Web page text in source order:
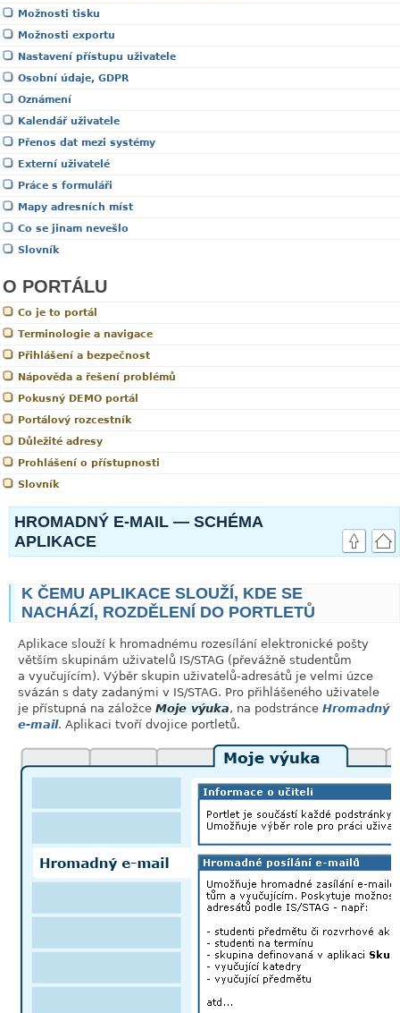
Možnosti tisku
Možnosti exportu
Nastavení přístupu uživatele
Osobní údaje, GDPR
Oznámení
Kalendář uživatele
Přenos dat mezi systémy
Externí uživatelé
Práce s formuláři
Mapy adresních míst
Co se jinam nevešlo
Slovník
O PORTÁLU
Co je to portál
Terminologie a navigace
Přihlášení a bezpečnost
Nápověda a řešení problémů
Pokusný DEMO portál
Portálový rozcestník
Důležité adresy
Prohlášení o přístupnosti
Slovník
HROMADNÝ E-MAIL — SCHÉMA
APLIKACE
K ČEMU APLIKACE SLOUŽÍ, KDE SE
NACHÁZÍ, ROZDĚLENÍ DO PORTLETŮ
Aplikace slouží k hromadnému rozesílání elektronické pošty
větším skupinám uživatelů IS/STAG (převážně studentům
a vyučujícím). Výběr skupin uživatelů-adresátů je velmi úzce
svázán s daty zadanými v IS/STAG. Pro přihlášeného uživatele
je přístupná na záložce Moje výuka, na podstránce Hromadný
e-mail. Aplikaci tvoří dvojice portletů.